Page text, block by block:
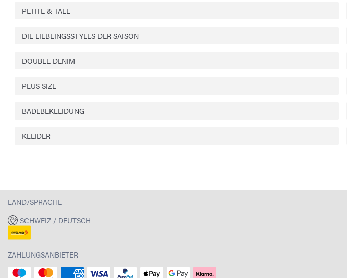
PETITE & TALL
DIE LIEBLINGSSTYLES DER SAISON
DOUBLE DENIM
PLUS SIZE
BADEBEKLEIDUNG
KLEIDER
LAND/SPRACHE
SCHWEIZ / DEUTSCH
ZAHLUNGSANBIETER